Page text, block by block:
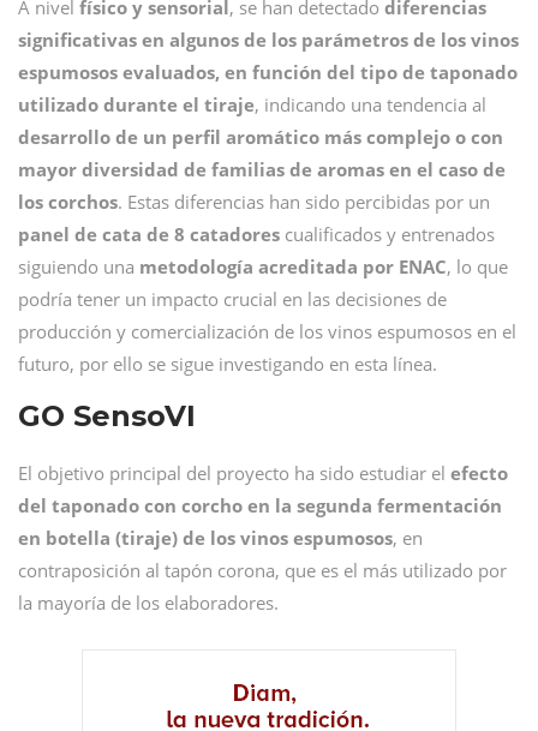
A nivel físico y sensorial , se han detectado diferencias
significativas en algunos de los parámetros de los vinos
espumosos evaluados, en función del tipo de taponado
utilizado durante el tiraje, indicando una tendencia al
desarrollo de un perfil aromático más complejo o con
mayor diversidad de familias de aromas en el caso de
los corchos. Estas diferencias han sido percibidas por un
panel de cata de 8 catadores cualificados y entrenados
siguiendo una metodología acreditada por ENAC, lo que
podría tener un impacto crucial en las decisiones de
producción y comercialización de los vinos espumosos en el
futuro, por ello se sigue investigando en esta línea.
GO SensoVI
El objetivo principal del proyecto ha sido estudiar el efecto
del taponado con corcho en la segunda fermentación
en botella (tiraje) de los vinos espumosos, en
contraposición al tapón corona, que es el más utilizado por
la mayoría de los elaboradores.